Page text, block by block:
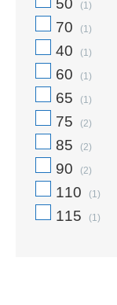
(1)
70 (1)
40 (1)
60 (1)
65 (1)
75 (2)
85 (2)
90 (2)
110 (1)
115 (1)